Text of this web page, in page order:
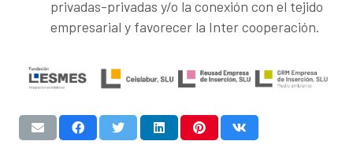
privadas-privadas y/o la conexión con el tejido
empresarial y favorecer la Inter cooperación.